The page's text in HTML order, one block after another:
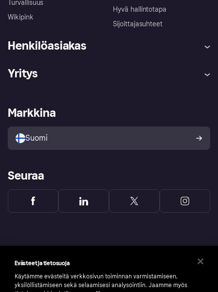
Turvallisuus
Wikipink
Hyvä hallintotapa
Sijoittajasuhteet
Henkilöasiakas
Ohje
Kirjaudu sisään
Tutustu kauppoihin
Ostajan turva
Yritys
Kirjaudu sisään yrityksenä
Markkina
Suomi
Seuraa
Evästeet ja tietosuoja
Käytämme evästeitä verkkosivun toiminnan varmistamiseen,
yksilöllistämiseen sekä selaamisesi analysointiin. Jaamme myös